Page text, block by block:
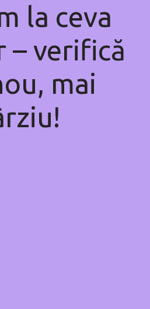
la ceva
– verifică
mai